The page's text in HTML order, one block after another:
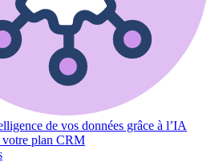
de vos données grâce à l’IA
plan CRM